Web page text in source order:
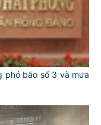
phó bão số 3 và mưa